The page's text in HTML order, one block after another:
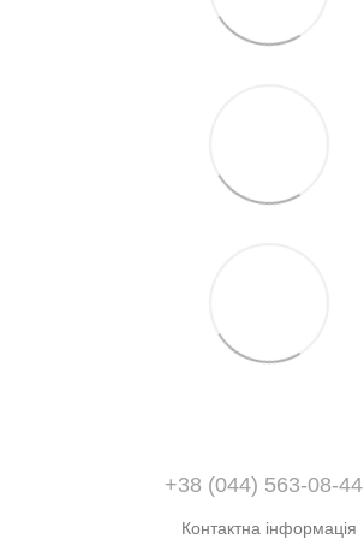
+38 (044) 563-08-44
Контактна інформація